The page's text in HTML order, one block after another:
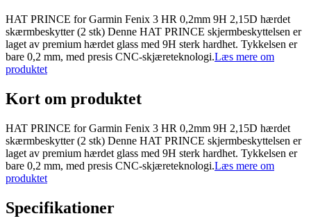
HAT PRINCE for Garmin Fenix 3 HR 0,2mm 9H 2,15D hærdet
skærmbeskytter (2 stk) Denne HAT PRINCE skjermbeskyttelsen er
laget av premium hærdet glass med 9H sterk hardhet. Tykkelsen er
bare 0,2 mm, med presis CNC-skjæreteknologi.Læs mere om
produktet
Kort om produktet
HAT PRINCE for Garmin Fenix 3 HR 0,2mm 9H 2,15D hærdet
skærmbeskytter (2 stk) Denne HAT PRINCE skjermbeskyttelsen er
laget av premium hærdet glass med 9H sterk hardhet. Tykkelsen er
bare 0,2 mm, med presis CNC-skjæreteknologi.Læs mere om
produktet
Specifikationer